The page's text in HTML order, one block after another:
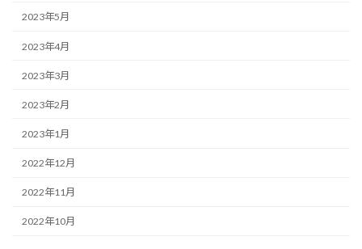
2023年5月
2023年4月
2023年3月
2023年2月
2023年1月
2022年12月
2022年11月
2022年10月